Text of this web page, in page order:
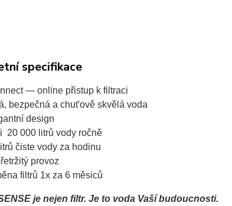
specifikace
— online přistup k filtraci
bezpečná a chut'ově skvělá voda
design
20 000 litrů vody ročně
čiste vody za hodinu
provoz
filtrů 1x za 6 měsiců
je nejen filtr. Je to voda Vaší budoucnosti.